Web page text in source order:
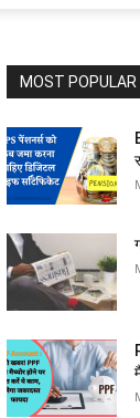
MOST POPULAR